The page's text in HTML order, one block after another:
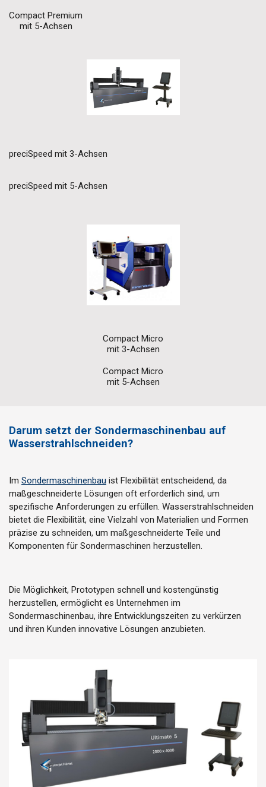
Compact Premium
mit 5-Achsen
preciSpeed mit 3-Achsen
preciSpeed mit 5-Achsen
Compact Micro
mit 3-Achsen
Compact Micro
mit 5-Achsen
Darum setzt der Sondermaschinenbau auf
Wasserstrahlschneiden?
Im Sondermaschinenbau ist Flexibilität entscheidend, da
maßgeschneiderte Lösungen oft erforderlich sind, um
spezifische Anforderungen zu erfüllen. Wasserstrahlschneiden
bietet die Flexibilität, eine Vielzahl von Materialien und Formen
präzise zu schneiden, um maßgeschneiderte Teile und
Komponenten für Sondermaschinen herzustellen.
Die Möglichkeit, Prototypen schnell und kostengünstig
herzustellen, ermöglicht es Unternehmen im
Sondermaschinenbau, ihre Entwicklungszeiten zu verkürzen
und ihren Kunden innovative Lösungen anzubieten.